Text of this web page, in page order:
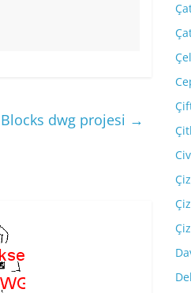
Blocks dwg projesi →